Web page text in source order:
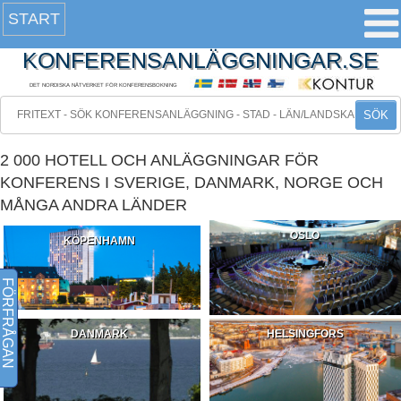
START
KONFERENSANLÄGGNINGAR.SE
DET NORDISKA NÄTVERKET FÖR KONFERENSBOKNING
SÖK
2 000 HOTELL OCH ANLÄGGNINGAR FÖR
KONFERENS I SVERIGE, DANMARK, NORGE OCH
MÅNGA ANDRA LÄNDER
KÖPENHAMN OSLO
DANMARK HELSINGFORS
FÖRFRÅGAN